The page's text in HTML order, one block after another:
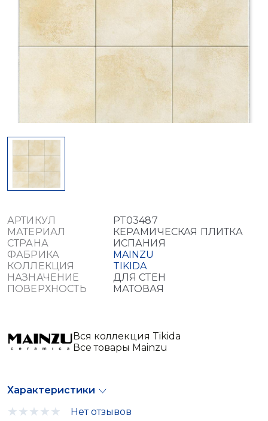
АРТИКУЛ
PT03487
МАТЕРИАЛ
КЕРАМИЧЕСКАЯ ПЛИТКА
СТРАНА
ИСПАНИЯ
ФАБРИКА
MAINZU
КОЛЛЕКЦИЯ
TIKIDA
НАЗНАЧЕНИЕ
ДЛЯ СТЕН
ПОВЕРХНОСТЬ
МАТОВАЯ
Вся коллекция Tikida
Все товары Mainzu
Характеристики
Нет отзывов